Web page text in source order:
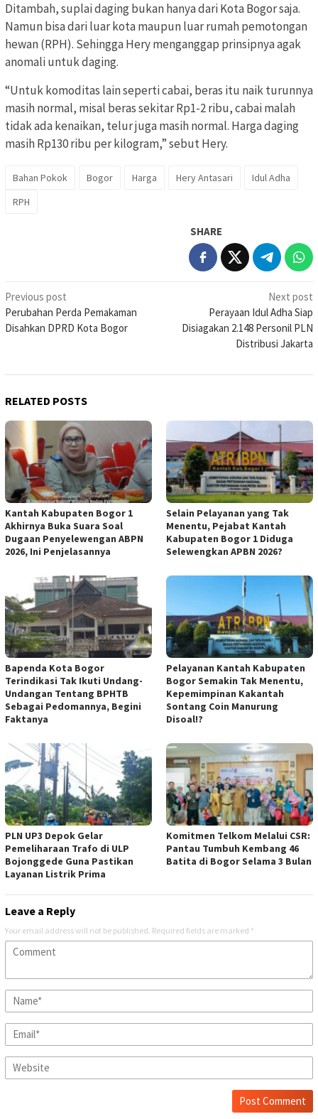
Ditambah, suplai daging bukan hanya dari Kota Bogor saja.
Namun bisa dari luar kota maupun luar rumah pemotongan
hewan (RPH). Sehingga Hery menganggap prinsipnya agak
anomali untuk daging.
“Untuk komoditas lain seperti cabai, beras itu naik turunnya
masih normal, misal beras sekitar Rp1-2 ribu, cabai malah
tidak ada kenaikan, telur juga masih normal. Harga daging
masih Rp130 ribu per kilogram,” sebut Hery.
Bahan Pokok Bogor Harga Hery Antasari
Idul Adha
RPH
SHARE
Post
navigation
Previous post
Perubahan Perda Pemakaman
Disahkan DPRD Kota Bogor
Next post
Perayaan Idul Adha Siap
Disiagakan 2.148 Personil PLN
Distribusi Jakarta
RELATED POSTS
Kantah Kabupaten Bogor 1
Akhirnya Buka Suara Soal
Dugaan Penyelewengan ABPN
2026, Ini Penjelasannya
Selain Pelayanan yang Tak
Menentu, Pejabat Kantah
Kabupaten Bogor 1 Diduga
Selewengkan APBN 2026?
Bapenda Kota Bogor
Terindikasi Tak Ikuti Undang-
Undangan Tentang BPHTB
Sebagai Pedomannya, Begini
Faktanya
Pelayanan Kantah Kabupaten
Bogor Semakin Tak Menentu,
Kepemimpinan Kakantah
Sontang Coin Manurung
Disoal!?
PLN UP3 Depok Gelar
Pemeliharaan Trafo di ULP
Bojonggede Guna Pastikan
Layanan Listrik Prima
Komitmen Telkom Melalui CSR:
Pantau Tumbuh Kembang 46
Batita di Bogor Selama 3 Bulan
Leave a Reply
Your email address will not be published. Required fields are marked *